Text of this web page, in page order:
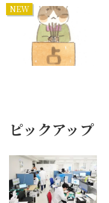
NEW
ピックアップ